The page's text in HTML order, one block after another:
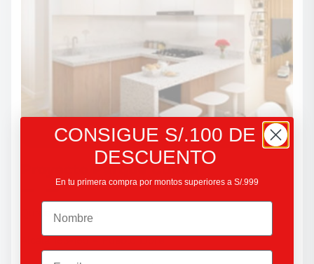
Proyecto Parque Cueva
Qualis Inmobilia
Alcala 183-185 – Pueblo Libre
CONSIGUE S/.100 DE
DESCUENTO
En tu primera compra por montos superiores a S/.999
Teléfono
Email